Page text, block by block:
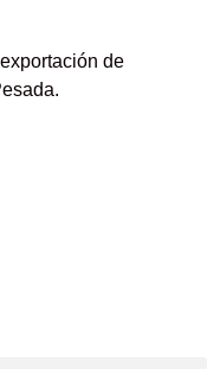
de